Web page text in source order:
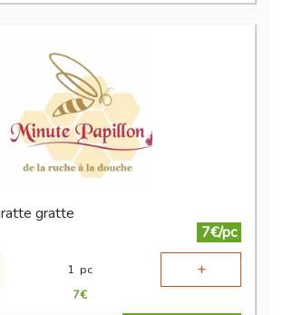
gratte
7€/pc
1 pc +
7€